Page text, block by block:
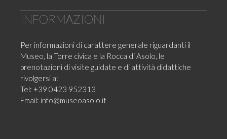
INFORMAZIONI
Per informazioni di carattere generale riguardanti il
Museo, la Torre civica e la Rocca di Asolo, le
prenotazioni di visite guidate e di attività didattiche
rivolgersi a:
Tel: +39 0423 952313
Email: info@museoasolo.it